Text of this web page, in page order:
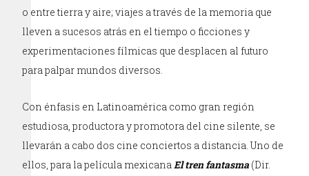
o entre tierra y aire; viajes a través de la memoria que
lleven a sucesos atrás en el tiempo o ficciones y
experimentaciones fílmicas que desplacen al futuro
para palpar mundos diversos.
Con énfasis en Latinoamérica como gran región
estudiosa, productora y promotora del cine silente, se
llevarán a cabo dos cine conciertos a distancia. Uno de
ellos, para la película mexicana El tren fantasma (Dir.